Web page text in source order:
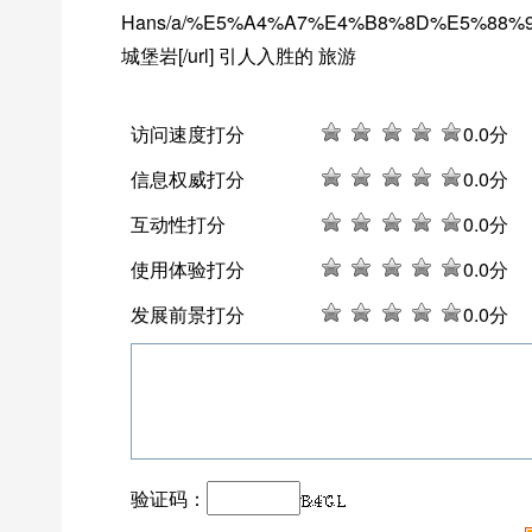
Hans/a/
城堡岩[/url] 引人入胜的 旅游
访问速度打分 0.0分
信息权威打分
0.0分
互动性打分
0.0分
使用体验打分
0.0分
发展前景打分
0.0分
验证码：